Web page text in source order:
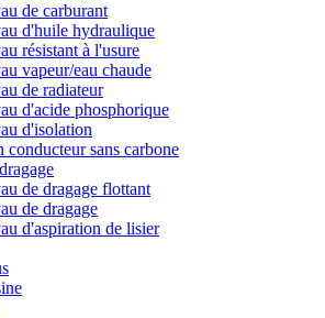
de carburant
d'huile hydraulique
résistant à l'usure
vapeur/eau chaude
de radiateur
d'acide phosphorique
d'isolation
conducteur sans carbone
de dragage flottant
de dragage
d'aspiration de lisier